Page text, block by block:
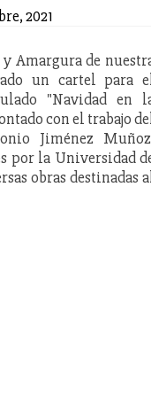
2021
Amargura de
un cartel para
"Navidad en
con el trabajo
Jiménez
por la Universidad
obras destinadas